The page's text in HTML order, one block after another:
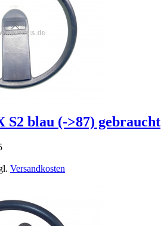
S2 blau (->87) gebraucht
Versandkosten